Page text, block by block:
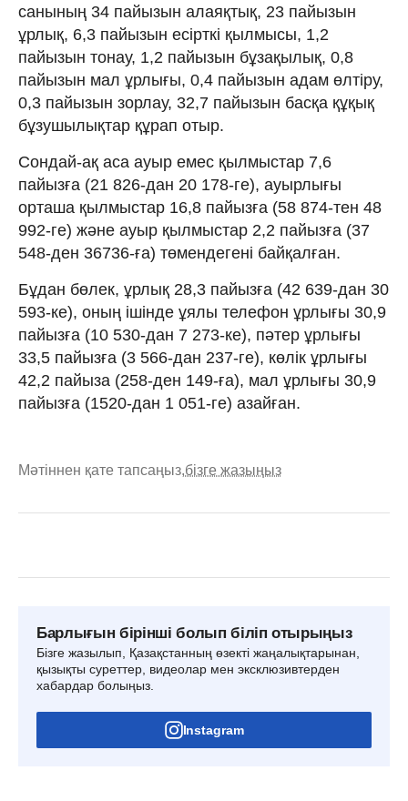
санының 34 пайызын алаяқтық, 23 пайызын
ұрлық, 6,3 пайызын есірткі қылмысы, 1,2
пайызын тонау, 1,2 пайызын бұзақылық, 0,8
пайызын мал ұрлығы, 0,4 пайызын адам өлтіру,
0,3 пайызын зорлау, 32,7 пайызын басқа құқық
бұзушылықтар құрап отыр.
Сондай-ақ аса ауыр емес қылмыстар 7,6
пайызға (21 826-дан 20 178-ге), ауырлығы
орташа қылмыстар 16,8 пайызға (58 874-тен 48
992-ге) және ауыр қылмыстар 2,2 пайызға (37
548-ден 36736-ға) төмендегені байқалған.
Бұдан бөлек, ұрлық 28,3 пайызға (42 639-дан 30
593-ке), оның ішінде ұялы телефон ұрлығы 30,9
пайызға (10 530-дан 7 273-ке), пәтер ұрлығы
33,5 пайызға (3 566-дан 237-ге), көлік ұрлығы
42,2 пайыза (258-ден 149-ға), мал ұрлығы 30,9
пайызға (1520-дан 1 051-ге) азайған.
Мәтіннен қате тапсаңыз,бізге жазыңыз
Барлығын бірінші болып біліп отырыңыз
Бізге жазылып, Қазақстанның өзекті жаңалықтарынан,
қызықты суреттер, видеолар мен эксклюзивтерден
хабардар болыңыз.
Instagram